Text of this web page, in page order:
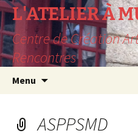
L'ATELIER À
Centre de Création
Rencontres
Menu
ASPPSMD